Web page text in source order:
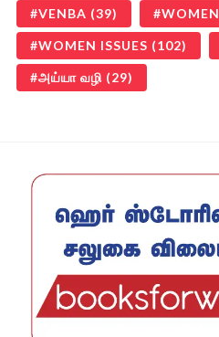
VENBA (39) WOMEN
WOMEN ISSUES (102)
அய்யா வழி (29)